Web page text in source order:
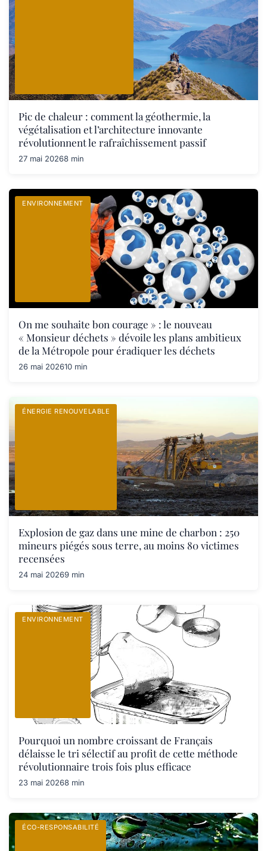
Pic de chaleur : comment la géothermie, la
végétalisation et l’architecture innovante
révolutionnent le rafraîchissement passif
27 mai 20268 min
ENVIRONNEMENT
On me souhaite bon courage » : le nouveau
« Monsieur déchets » dévoile les plans ambitieux
de la Métropole pour éradiquer les déchets
26 mai 202610 min
ÉNERGIE RENOUVELABLE
Explosion de gaz dans une mine de charbon : 250
mineurs piégés sous terre, au moins 80 victimes
recensées
24 mai 20269 min
ENVIRONNEMENT
Pourquoi un nombre croissant de Français
délaisse le tri sélectif au profit de cette méthode
révolutionnaire trois fois plus efficace
23 mai 20268 min
ÉCO-RESPONSABILITÉ